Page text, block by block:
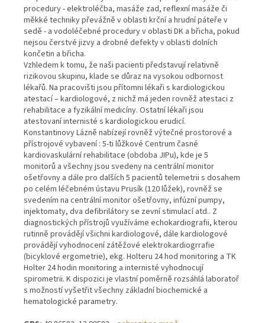
procedury - elektroléčba, masáže zad, reflexní masáže či
měkké techniky převážně v oblasti krční a hrudní páteře v
sedě - a vodoléčebné procedury v oblasti DK a břicha, pokud
nejsou čerstvé jizvy a drobné defekty v oblasti dolních
končetin a břicha.
Vzhledem k tomu, že naši pacienti představují relativně
rizikovou skupinu, klade se důraz na vysokou odbornost
lékařů. Na pracovišti jsou přítomni lékaři s kardiologickou
atestací – kardiologové, z nichž má jeden rovněž atestaci z
rehabilitace a fyzikální medicíny. Ostatní lékaři jsou
atestovaní internisté s kardiologickou erudicí.
Konstantinovy Lázně nabízejí rovněž výtečné prostorové a
přístrojové vybavení : 5-ti lůžkové Centrum časné
kardiovaskulární rehabilitace (obdoba JIPu), kde je 5
monitorů a všechny jsou svedeny na centrální monitor
ošetřovny a dále pro dalších 5 pacientů telemetrii s dosahem
po celém léčebném ústavu Prusík (120 lůžek), rovněž se
svedením na centrální monitor ošetřovny, infúzní pumpy,
injektomaty, dva defibrilátory se zevní stimulací atd.. Z
diagnostických přístrojů využíváme echokardiografii, kterou
rutinně provádějí všichni kardiologové, dále kardiologové
provádějí vyhodnocení zátěžové elektrokardiogrrafie
(bicyklové ergometrie), ekg. Holteru 24 hod monitoring a TK
Holter 24 hodin monitoring a internisté vyhodnocují
spirometrii. K dispozici je vlastní poměrně rozsáhlá laboratoř
s možností vyšetřit všechny základní biochemické a
hematologické parametry.